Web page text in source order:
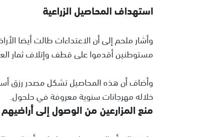
استهداف المحاصيل الزراعية
وأشار ملحم إلى أن الاعتداءات طالت أيضا
مستوطنين أقدموا على قطف وإتلاف ثمار
وأضاف أن هذه المحاصيل تشكل مصدر رزق
خلاله مهرجانات سنوية معروفة في حلحول.
منع المزارعين من الوصول إلى أراضيهم